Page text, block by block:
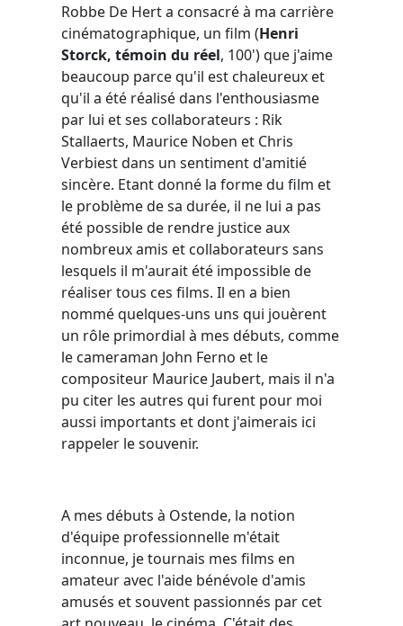
Robbe De Hert a consacré à ma carrière
cinématographique, un film (Henri
Storck, témoin du réel, 100') que j'aime
beaucoup parce qu'il est chaleureux et
qu'il a été réalisé dans l'enthousiasme
par lui et ses collaborateurs : Rik
Stallaerts, Maurice Noben et Chris
Verbiest dans un sentiment d'amitié
sincère. Etant donné la forme du film et
le problème de sa durée, il ne lui a pas
été possible de rendre justice aux
nombreux amis et collaborateurs sans
lesquels il m'aurait été impossible de
réaliser tous ces films. Il en a bien
nommé quelques-uns uns qui jouèrent
un rôle primordial à mes débuts, comme
le cameraman John Ferno et le
compositeur Maurice Jaubert, mais il n'a
pu citer les autres qui furent pour moi
aussi importants et dont j'aimerais ici
rappeler le souvenir.
A mes débuts à Ostende, la notion
d'équipe professionnelle m'était
inconnue, je tournais mes films en
amateur avec l'aide bénévole d'amis
amusés et souvent passionnés par cet